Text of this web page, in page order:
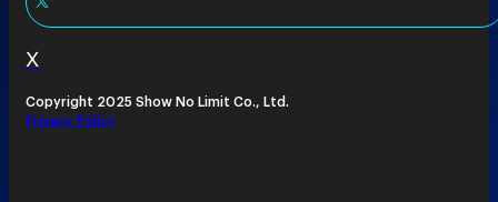
X
Copyright 2025 Show No Limit Co., Ltd.
Privacy Policy